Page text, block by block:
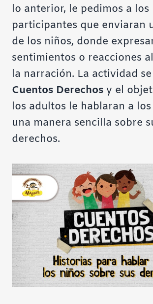
lo anterior, le pedimos a los
participantes que enviaran
de los niños, donde
sentimientos o reacciones
la narración. La actividad
Cuentos Derechos y el
los adultos le hablaran a
una manera sencilla sobre
derechos.